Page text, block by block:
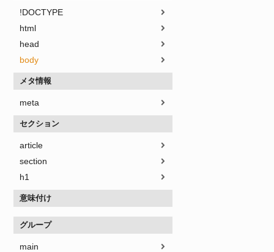
!DOCTYPE
html
head
body
メタ情報
meta
セクション
article
section
h1
意味付け
グループ
main